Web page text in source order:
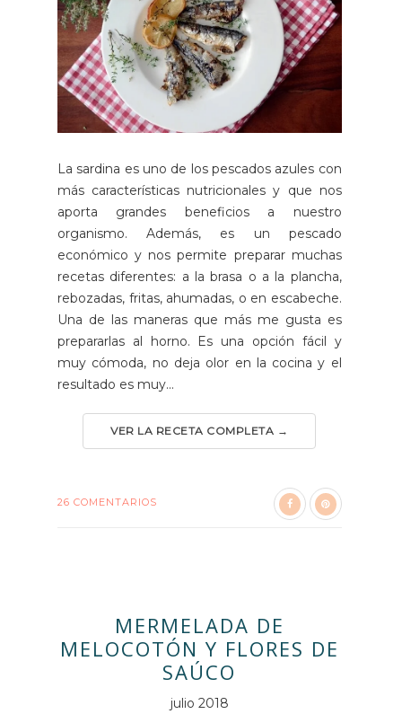
La sardina es uno de los pescados azules con
más características nutricionales y que nos
aporta grandes beneficios a nuestro
organismo. Además, es un pescado
económico y nos permite preparar muchas
recetas diferentes: a la brasa o a la plancha,
rebozadas, fritas, ahumadas, o en escabeche.
Una de las maneras que más me gusta es
prepararlas al horno. Es una opción fácil y
muy cómoda, no deja olor en la cocina y el
resultado es muy...
VER LA RECETA COMPLETA →
26 COMENTARIOS
MERMELADA DE
MELOCOTÓN Y FLORES DE
SAÚCO
julio 2018